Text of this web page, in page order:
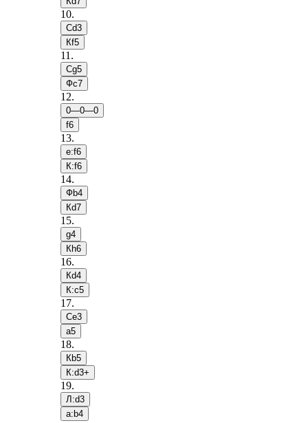
10.
Сd3
Кf5
11 .
Сg5
Фc7
12.
0—0—0
f6
13.
e:f6
К:f6
14.
Фb4
Кd7
15.
g4
Кh6
16.
Кd4
К:c5
17.
Сe3
a5
18.
Кb5
К:d3+
19.
Л:d3
a:b4